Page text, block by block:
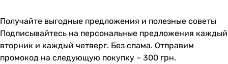
Получайте выгодные предложения и полезные советы
Подписывайтесь на персональные предложения каждый
вторник и каждый четверг. Без спама. Отправим
промокод на следующую покупку – 300 грн.